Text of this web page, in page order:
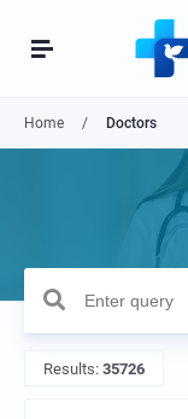
Home Doctors
Results: 35726